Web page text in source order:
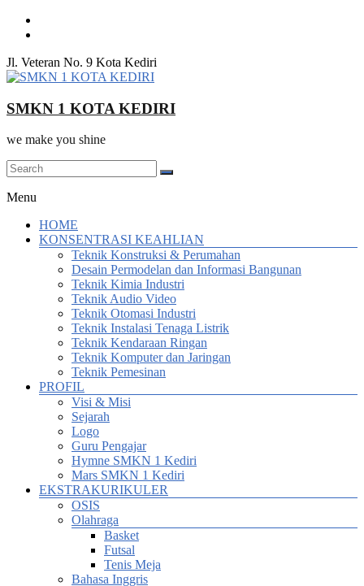
Skip
Jl. Veteran No. 9 Kota Kediri
SMKN 1 KOTA KEDIRI
we make you shine
Menu
HOME
KONSENTRASI KEAHLIAN
Teknik Konstruksi & Perumahan
Desain Permodelan dan Informasi Bangunan
Teknik Kimia Industri
Teknik Audio Video
Teknik Otomasi Industri
Teknik Instalasi Tenaga Listrik
Teknik Kendaraan Ringan
Teknik Komputer dan Jaringan
Teknik Pemesinan
PROFIL
Visi & Misi
Sejarah
Logo
Guru Pengajar
Hymne SMKN 1 Kediri
Mars SMKN 1 Kediri
EKSTRAKURIKULER
OSIS
Olahraga
Basket
Futsal
Tenis Meja
Bahasa Inggris